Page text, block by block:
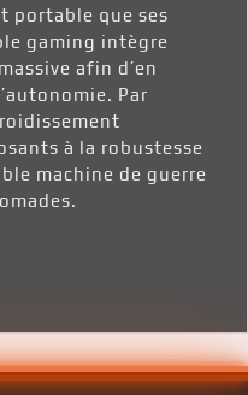
portable que ses
gaming intègre
afin d’en
Par
à la robustesse
machine de guerre